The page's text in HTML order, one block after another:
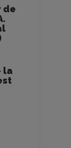
de
la